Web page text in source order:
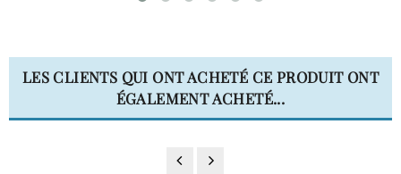
LES CLIENTS QUI ONT ACHETÉ CE PRODUIT ONT
ÉGALEMENT ACHETÉ...